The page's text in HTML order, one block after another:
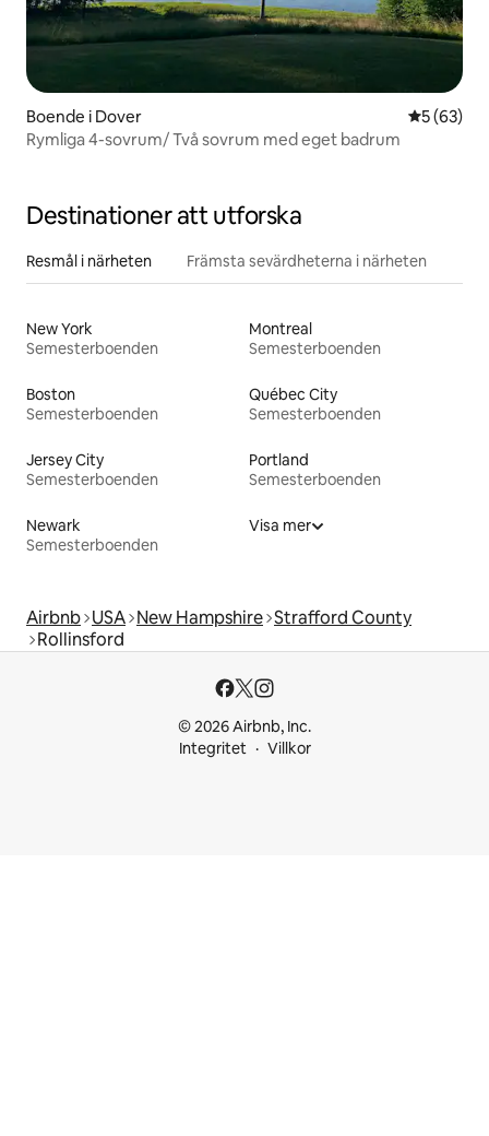
Boende i Dover 5 av 5 i
5 (63)
Rymliga 4-sovrum/ Två sovrum med eget badrum
Destinationer att utforska
Resmål i närheten Främsta sevärdheterna i närheten
New York
Semesterboenden
Montreal
Semesterboenden
Boston
Semesterboenden
Québec City
Semesterboenden
Jersey City
Semesterboenden
Portland
Semesterboenden
Newark
Semesterboenden
Visa mer
Airbnb USA New Hampshire Strafford County
Rollinsford
© 2026 Airbnb, Inc.
Integritet
Villkor